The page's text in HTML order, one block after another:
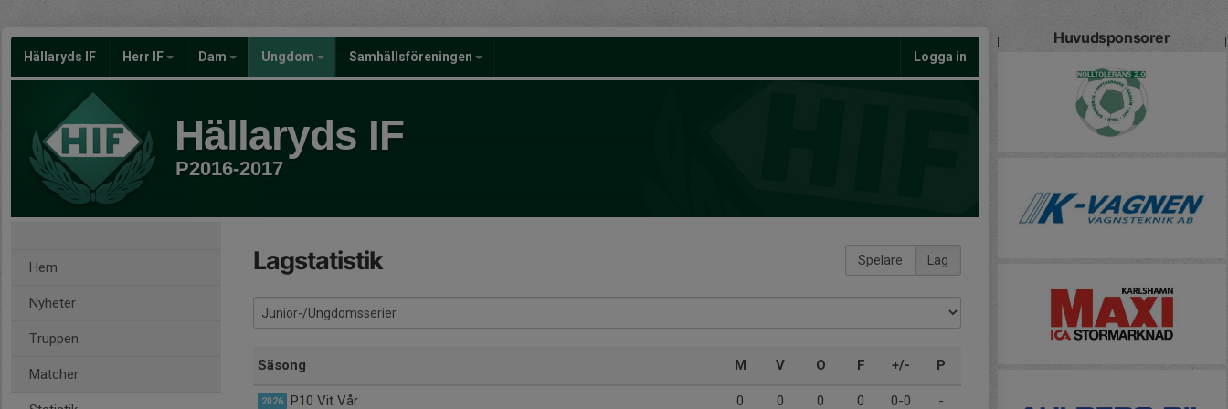
Hällaryds IF Herr IF Dam Ungdom Samhällsföreningen Logga in
Hällaryds IF
P2016-2017
Hem
Nyheter
Truppen
Matcher
Spelare Lag
Lagstatistik
Säsong M V O F +/- P
2026 P10 Vit Vår 0 0 0 0 0-0 -
Huvudsponsorer